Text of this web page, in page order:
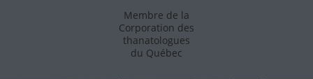
Membre de la
Corporation des
thanatologues
du Québec